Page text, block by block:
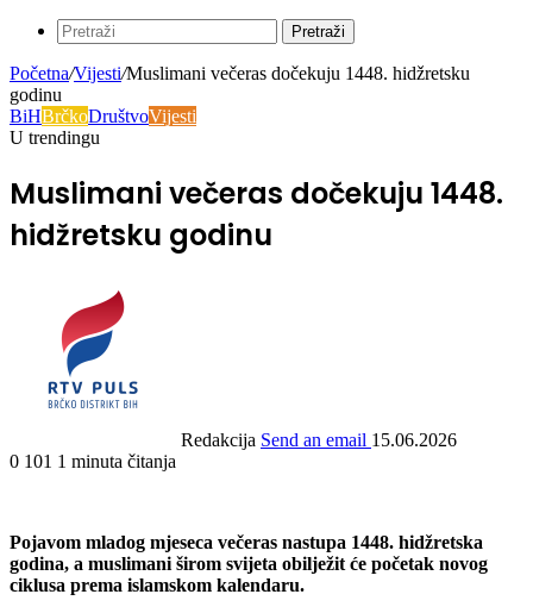
Pretraži
Početna/Vijesti/Muslimani večeras dočekuju 1448. hidžretsku
godinu
BiHBrčkoDruštvoVijesti
U trendingu
Muslimani večeras dočekuju 1448.
hidžretsku godinu
Redakcija Send an email 15.06.2026
0 101 1 minuta čitanja
Pojavom mladog mjeseca večeras nastupa 1448. hidžretska
godina, a muslimani širom svijeta obilježit će početak novog
ciklusa prema islamskom kalendaru.